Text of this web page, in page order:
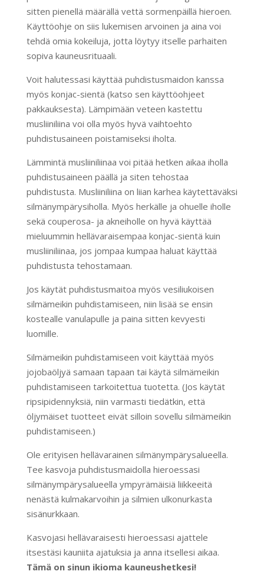
sitten pienellä määrällä vettä sormenpäillä hieroen.
Käyttöohje on siis lukemisen arvoinen ja aina voi
tehdä omia kokeiluja, jotta löytyy itselle parhaiten
sopiva kauneusrituaali.
Voit halutessasi käyttää puhdistusmaidon kanssa
myös konjac-sientä (katso sen käyttöohjeet
pakkauksesta). Lämpimään veteen kastettu
musliiniliina voi olla myös hyvä vaihtoehto
puhdistusaineen poistamiseksi iholta.
Lämmintä musliiniliinaa voi pitää hetken aikaa iholla
puhdistusaineen päällä ja siten tehostaa
puhdistusta. Musliiniliina on liian karhea käytettäväksi
silmänympärysiholla. Myös herkälle ja ohuelle iholle
sekä couperosa- ja akneiholle on hyvä käyttää
mieluummin hellävaraisempaa konjac-sientä kuin
musliiniliinaa, jos jompaa kumpaa haluat käyttää
puhdistusta tehostamaan.
Jos käytät puhdistusmaitoa myös vesiliukoisen
silmämeikin puhdistamiseen, niin lisää se ensin
kostealle vanulapulle ja paina sitten kevyesti
luomille.
Silmämeikin puhdistamiseen voit käyttää myös
jojobaöljyä samaan tapaan tai käytä silmämeikin
puhdistamiseen tarkoitettua tuotetta. (Jos käytät
ripsipidennyksiä, niin varmasti tiedätkin, että
öljymäiset tuotteet eivät silloin sovellu silmämeikin
puhdistamiseen.)
Ole erityisen hellävarainen silmänympärysalueella.
Tee kasvoja puhdistusmaidolla hieroessasi
silmänympärysalueella ympyrämäisiä liikkeeitä
nenästä kulmakarvoihin ja silmien ulkonurkasta
sisänurkkaan.
Kasvojasi hellävaraisesti hieroessasi ajattele
itsestäsi kauniita ajatuksia ja anna itsellesi aikaa.
Tämä on sinun ikioma kauneushetkesi!